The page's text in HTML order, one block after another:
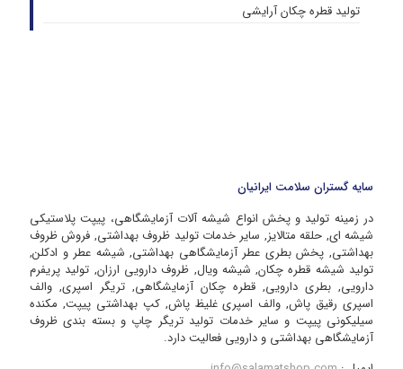
تولید قطره چکان آرایشی
سایه گستران سلامت ایرانیان
در زمینه تولید و پخش انواع شیشه آلات آزمایشگاهی، پیپت پلاستیکی
شیشه ای, حلقه متالایز, سایر خدمات تولید ظروف بهداشتی, فروش ظروف
بهداشتی, پخش بطری عطر آزمایشگاهی بهداشتی, شیشه عطر و ادکلن,
تولید شیشه قطره چکان, شیشه ویال, ظروف دارویی ارزان, تولید پریفرم
دارویی, بطری دارویی, قطره چکان آزمایشگاهی, تریگر اسپری, والف
اسپری رقیق پاش, والف اسپری غلیظ پاش, کپ بهداشتی پیپت, مکنده
سیلیکونی پیپت و سایر خدمات تولید تریگر چاپ و بسته بندی ظروف
آزمایشگاهی بهداشتی و دارویی فعالیت دارد.